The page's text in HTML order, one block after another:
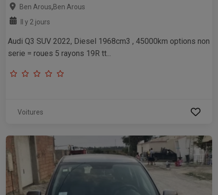
Ben Arous,Ben Arous
Il y 2 jours
Audi Q3 SUV 2022, Diesel 1968cm3 , 45000km options non
serie = roues 5 rayons 19R tt...
Voitures